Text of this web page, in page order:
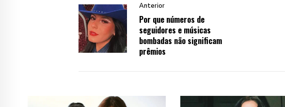
Anterior
Por que números de
seguidores e músicas
bombadas não significam
prêmios